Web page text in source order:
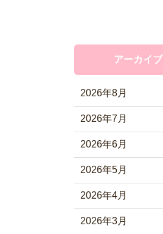
アーカイブ
2026年8月
2026年7月
2026年6月
2026年5月
2026年4月
2026年3月